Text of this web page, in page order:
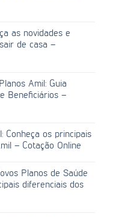
as novidades e
de casa –
Amil: Guia
Beneficiários –
Conheça os principais
– Cotação Online
Planos de Saúde
diferenciais dos